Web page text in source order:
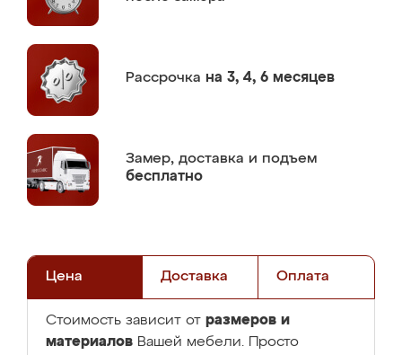
Рассрочка на 3, 4, 6 месяцев
Замер, доставка и подъем
бесплатно
Цена Доставка Оплата
Стоимость зависит от размеров и
материалов Вашей мебели. Просто